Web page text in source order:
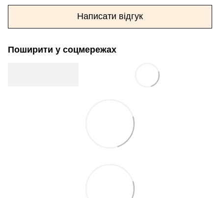
Написати відгук
Поширити у соцмережах